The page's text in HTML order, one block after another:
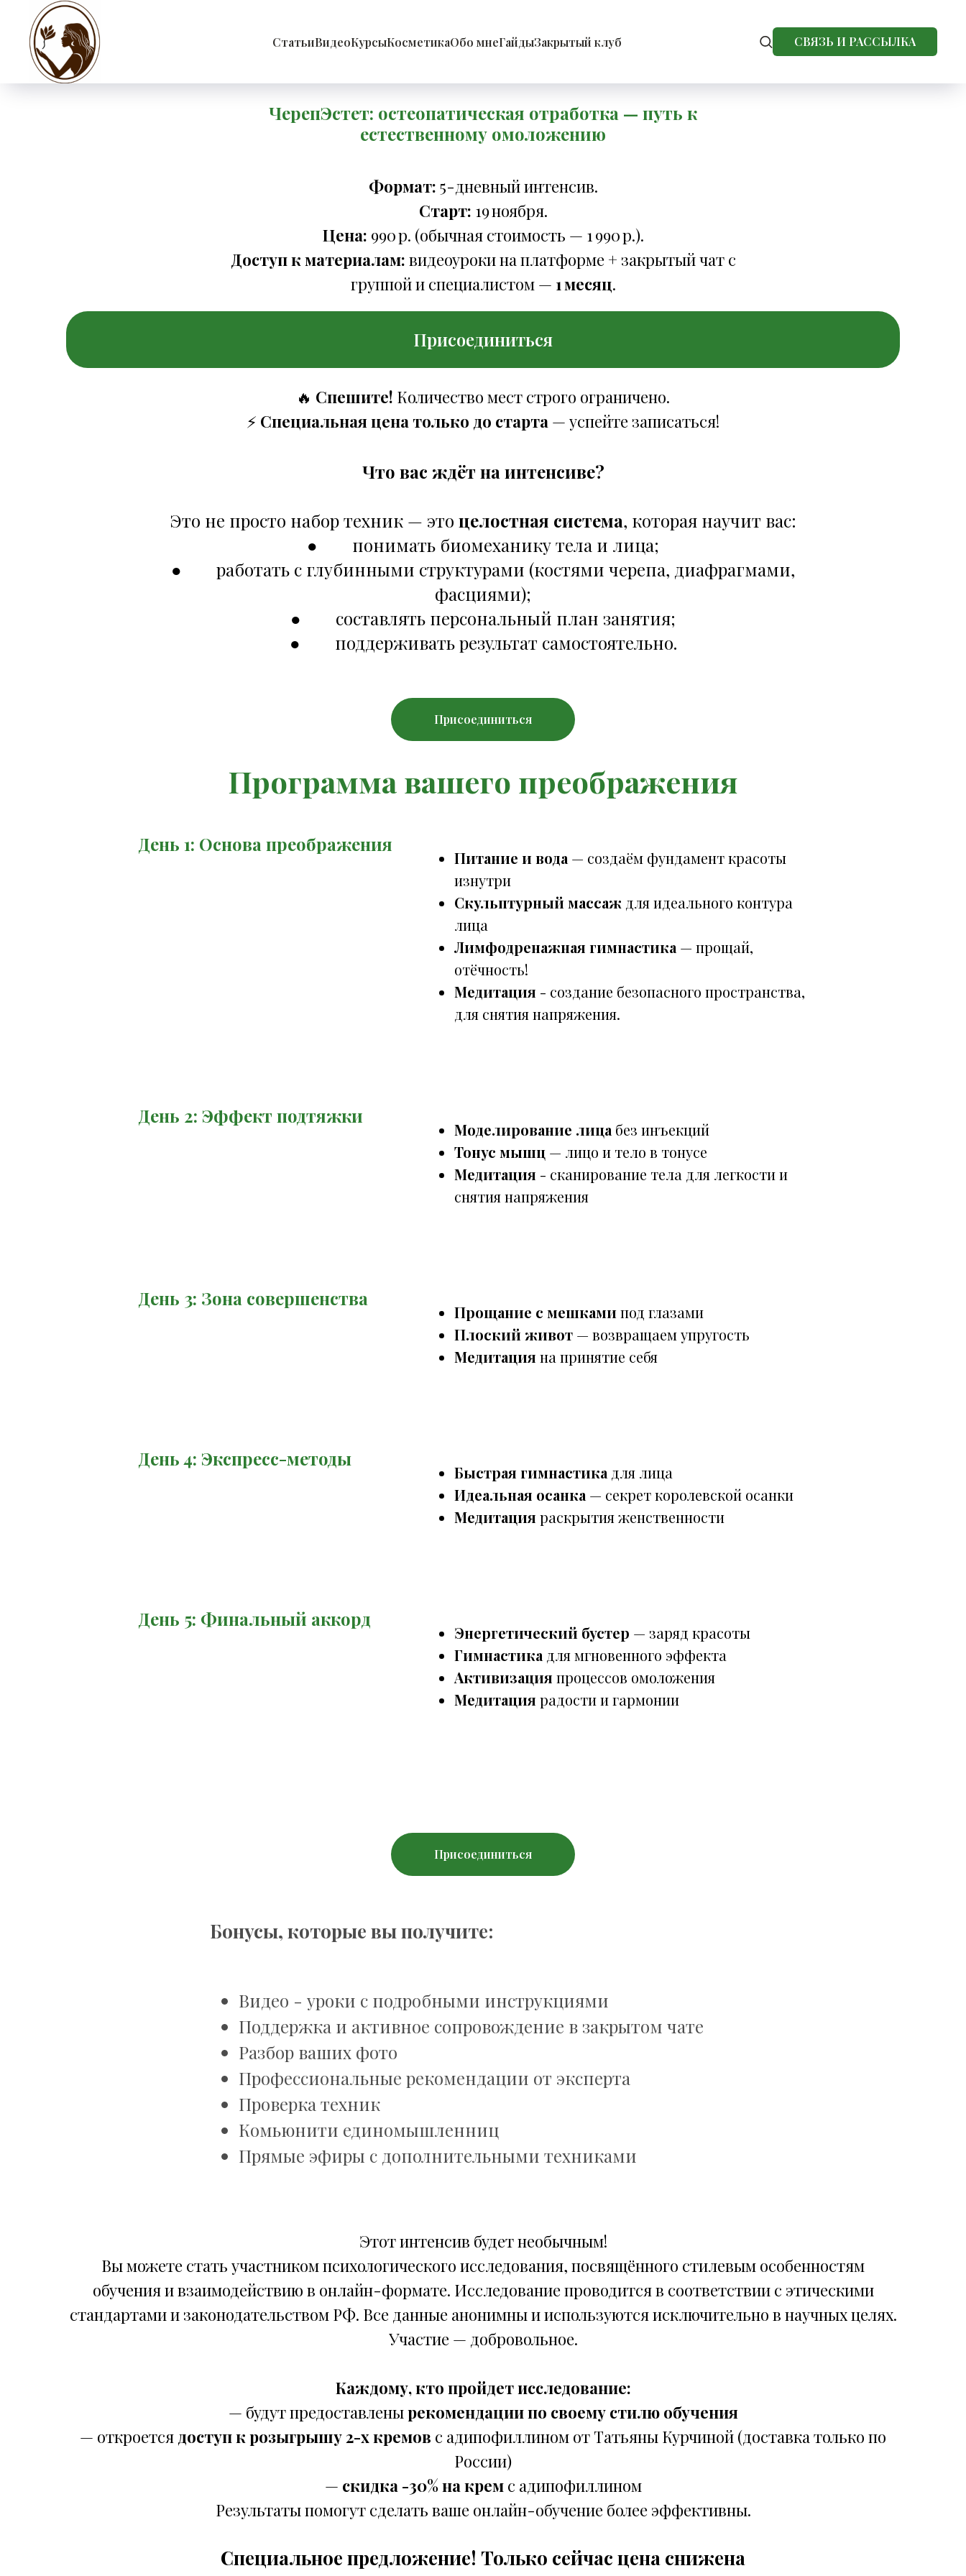
СтатьиВидеоКурсыКосметикаОбо мнеГайдыЗакрытый клуб СВЯЗЬ И РАССЫЛКА
ЧерепЭстет: остеопатическая отработка — путь к
естественному омоложению
Формат: 5-дневный интенсив.
Старт: 19 ноября.
Цена: 990 р. (обычная стоимость — 1 990 р.).
Доступ к материалам: видеоуроки на платформе + закрытый чат с
группой и специалистом — 1 месяц.
Присоединиться
🔥 Спешите! Количество мест строго ограничено.
⚡️ Специальная цена только до старта — успейте записаться!
Что вас ждёт на интенсиве?
Это не просто набор техник — это целостная система, которая научит вас:
● понимать биомеханику тела и лица;
● работать с глубинными структурами (костями черепа, диафрагмами,
фасциями);
● составлять персональный план занятия;
● поддерживать результат самостоятельно.
Присоединиться
Программа вашего преображения
День 1: Основа преображения
Питание и вода — создаём фундамент красоты
изнутри
Скульптурный массаж для идеального контура
лица
Лимфодренажная гимнастика — прощай,
отёчность!
Медитация - создание безопасного пространства,
для снятия напряжения.
День 2: Эффект подтяжки
Моделирование лица без инъекций
Тонус мышц — лицо и тело в тонусе
Медитация - сканирование тела для легкости и
снятия напряжения
День 3: Зона совершенства
Прощание с мешкамипод глазами
Плоский живот — возвращаем упругость
Медитация на принятие себя
День 4: Экспресс-методы
Быстрая гимнастика для лица
Идеальная осанка — секрет королевской осанки
Медитация раскрытия женственности
День 5: Финальный аккорд
Энергетический бустер — заряд красоты
Гимнастика для мгновенного эффекта
Активизация процессов омоложения
Медитация радости и гармонии
Присоединиться
Бонусы, которые вы получите:
Видео - уроки с подробными инструкциями
Поддержка и активное сопровождение в закрытом чате
Разбор ваших фото
Профессиональные рекомендации от эксперта
Проверка техник
Комьюнити единомышленниц
Прямые эфиры с дополнительными техниками
Этот интенсив будет необычным!
Вы можете стать участником психологического исследования, посвящённого стилевым особенностям
обучения и взаимодействию в онлайн-формате. Исследование проводится в соответствии с этическими
стандартами и законодательством РФ. Все данные анонимны и используются исключительно в научных целях.
Участие — добровольное.
Каждому, кто пройдет исследование:
— будут предоставленырекомендации по своему стилю обучения
— откроется доступ к розыгрышу 2-х кремов с адипофиллином от Татьяны Курчиной (доставка только по
России)
— скидка -30% на кремс адипофиллином
Результаты помогут сделать ваше онлайн-обучение более эффективны.
Специальное предложение! Только сейчас цена снижена